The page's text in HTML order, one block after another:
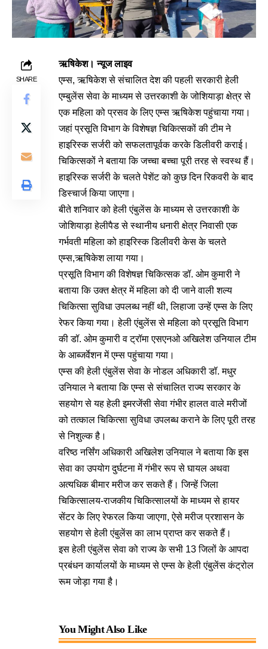
SHARE
ऋषिकेश। न्यूज लाइव
एम्स, ऋषिकेश से संचालित देश की पहली सरकारी हेली
एम्बुलेंस सेवा के माध्यम से उत्तरकाशी के जोशियाड़ा क्षेत्र से
एक महिला को प्रसव के लिए एम्स ऋषिकेश पहुंचाया गया।
जहां प्रसूति विभाग के विशेषज्ञ चिकित्सकों की टीम ने
हाइरिस्क सर्जरी को सफलतापूर्वक करके डिलीवरी कराई।
चिकित्सकों ने बताया कि जच्चा बच्चा पूरी तरह से स्वस्थ हैं।
हाइरिस्क सर्जरी के चलते पेशेंट को कुछ दिन रिकवरी के बाद
डिस्चार्ज किया जाएगा।
बीते शनिवार को हेली एंबुलेंस के माध्यम से उत्तरकाशी के
जोशियाड़ा हेलीपैड से स्थानीय धनारी क्षेत्र निवासी एक
गर्भवती महिला को हाइरिस्क डिलीवरी केस के चलते
एम्स,ऋषिकेश लाया गया।
प्रसूति विभाग की विशेषज्ञ चिकित्सक डॉ. ओम कुमारी ने
बताया कि उक्त क्षेत्र में महिला को दी जाने वाली शल्य
चिकित्सा सुविधा उपलब्ध नहीं थी, लिहाजा उन्हें एम्स के लिए
रेफर किया गया। हेली एंबुलेंस से महिला को प्रसूति विभाग
की डॉ. ओम कुमारी व ट्रॉमा एसएनओ अखिलेश उनियाल टीम
के आब्जर्वेशन में एम्स पहुंचाया गया।
एम्स की हेली एंबुलेंस सेवा के नोडल अधिकारी डॉ. मधुर
उनियाल ने बताया कि एम्स से संचालित राज्य सरकार के
सहयोग से यह हेली इमरजेंसी सेवा गंभीर हालत वाले मरीजों
को तत्काल चिकित्सा सुविधा उपलब्ध कराने के लिए पूरी तरह
से निशुल्क है।
वरिष्ठ नर्सिंग अधिकारी अखिलेश उनियाल ने बताया कि इस
सेवा का उपयोग दुर्घटना में गंभीर रूप से घायल अथवा
अत्यधिक बीमार मरीज कर सकते हैं। जिन्हें जिला
चिकित्सालय-राजकीय चिकित्सालयों के माध्यम से हायर
सेंटर के लिए रेफरल किया जाएगा, ऐसे मरीज प्रशासन के
सहयोग से हेली एंबुलेंस का लाभ प्राप्त कर सकते हैं।
इस हेली एंबुलेंस सेवा को राज्य के सभी 13 जिलों के आपदा
प्रबंधन कार्यालयों के माध्यम से एम्स के हेली एंबुलेंस कंट्रोल
रूम जोड़ा गया है।
You Might Also Like